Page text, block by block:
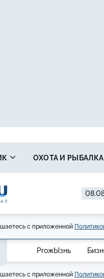
ОХОТА И РЫБАЛКА
с приложенной
ProжЫзнь
с приложенной